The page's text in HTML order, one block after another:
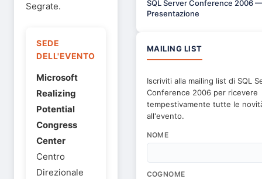
Segrate.
SEDE
DELL'EVENTO
Microsoft
Realizing
Potential
Congress
Center
Centro
Direzionale
SQL Server Conference 2006 —
Presentazione
MAILING LIST
Iscriviti alla mailing list di SQL
Conference 2006 per ricevere
tempestivamente tutte le
all'evento.
NOME
COGNOME